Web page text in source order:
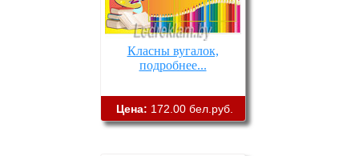
Класны вугалок,
подробнее...
Цена: 172.00 бел.руб.